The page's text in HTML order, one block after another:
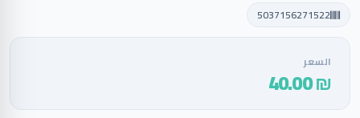
5037156271522
السعر
₪ 40.00